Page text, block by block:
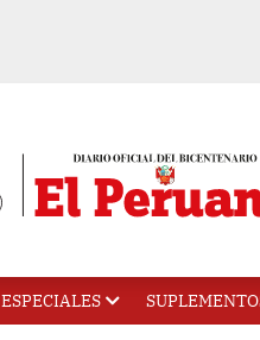
ESPECIALES